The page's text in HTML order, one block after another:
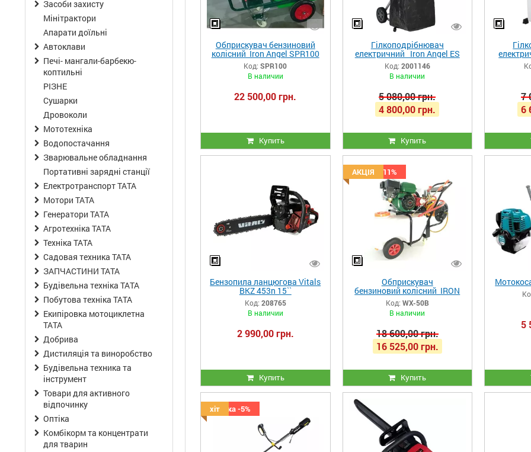
Обприскувач бензиновий
колісний Iron Angel SPR100
Код: SPR100
В наличии
22 500,00 грн.
Купить
Гілкоподрібнювач
електричний Iron Angel ES
2500L
Код: 2001146
В наличии
5 080,00 грн.
4 800,00 грн.
Купить
7
6
Бензопила ланцюгова Vitals
BKZ 453n 15``
Код: 208765
В наличии
2 990,00 грн.
Купить
Скидка -11%
АКЦІЯ
Обприскувач
бензиновий колісний IRON
ANGEL WX-50B
Код: WX-50B
В наличии
18 600,00 грн.
16 525,00 грн.
Купить
5
Скидка -5%
хіт
Засоби захисту
Мінітрактори
Апарати доїльні
Автоклави
Печі- мангали-барбекю-
коптильні
РІЗНЕ
Сушарки
Дровоколи
Мототехніка
Водопостачання
Зварювальне обладнання
Портативні зарядні станції
Електротранспорт ТАТА
Мотори ТАТА
Генератори ТАТА
Агротехніка ТАТА
Техніка ТАТА
Садовая техника ТАТА
ЗАПЧАСТИНИ ТАТА
Будівельна техніка ТАТА
Побутова техніка ТАТА
Екипіровка мотоциклетна
ТАТА
Добрива
Дистиляція та виноробство
Будівельна техника та
інструмент
Товари для активного
відпочинку
Оптіка
Комбікорм та концентрати
для тварин